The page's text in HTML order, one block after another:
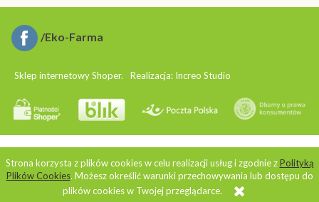
Strona korzysta z plików cookies w celu realizacji usług i zgodnie zPolityką
Plików Cookies. Możesz określić warunki przechowywania lub dostępu do
plików cookies w Twojej przeglądarce.
/Eko-Farma
Sklep internetowy Shoper. Realizacja: Increo Studio